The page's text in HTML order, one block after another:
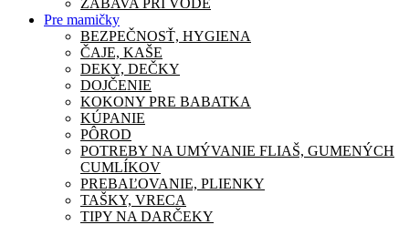
ZÁBAVA PRI VODE
Pre mamičky
BEZPEČNOSŤ, HYGIENA
ČAJE, KAŠE
DEKY, DEČKY
DOJČENIE
KOKONY PRE BABATKA
KÚPANIE
PÔROD
POTREBY NA UMÝVANIE FLIAŠ, GUMENÝCH
CUMLÍKOV
PREBAĽOVANIE, PLIENKY
TAŠKY, VRECA
TIPY NA DARČEKY